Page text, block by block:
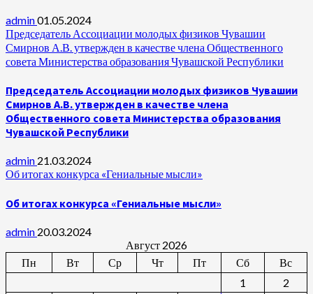
admin01.05.2024
Председатель Ассоциации молодых физиков Чувашии
Смирнов А.В. утвержден в качестве члена Общественного
совета Министерства образования Чувашской Республики
Председатель Ассоциации молодых физиков Чувашии
Смирнов А.В. утвержден в качестве члена
Общественного совета Министерства образования
Чувашской Республики
admin 21.03.2024
Об итогах конкурса «Гениальные мысли»
Об итогах конкурса «Гениальные мысли»
admin 20.03.2024
Август 2026
Пн
Вт Ср Чт Пт Сб
Вс
1
2